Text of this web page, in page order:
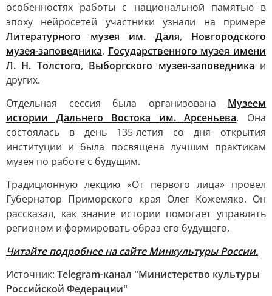
особенностях работы с национальной памятью в
эпоху нейросетей участники узнали на примере
Литературного музея им. Даля, Новгородского
музея-заповедника, Государственного музея имени
Л. Н. Толстого, Выборгского музея-заповедника и
других.
Отдельная сессия была организована Музеем
истории Дальнего Востока им. Арсеньева. Она
состоялась в день 135-летия со дня открытия
институции и была посвящена лучшим практикам
музея по работе с будущим.
Традиционную лекцию «От первого лица» провел
Губернатор Приморского края Олег Кожемяко. Он
рассказал, как знание истории помогает управлять
регионом и формировать образ его будущего.
Читайте подробнее на сайте Минкультуры России.
Источник: Telegram-канал "Министерство культуры
Российской Федерации"